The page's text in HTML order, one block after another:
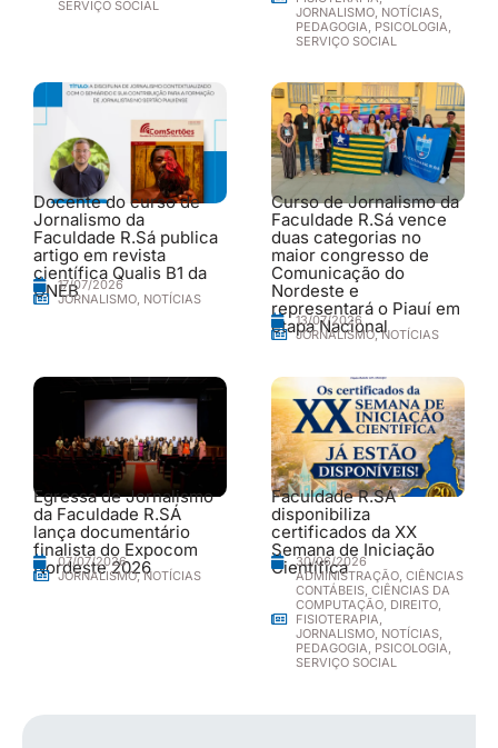
SERVIÇO SOCIAL
JORNALISMO, NOTÍCIAS,
PEDAGOGIA, PSICOLOGIA,
SERVIÇO SOCIAL
Docente do curso de
Jornalismo da
Faculdade R.Sá publica
artigo em revista
científica Qualis B1 da
UNEB17/07/2026
JORNALISMO, NOTÍCIAS
Curso de Jornalismo da
Faculdade R.Sá vence
duas categorias no
maior congresso de
Comunicação do
Nordeste e
representará o Piauí em
etapa Nacional
13/07/2026
JORNALISMO,NOTÍCIAS
Egressa de Jornalismo
da Faculdade R.SÁ
lança documentário
finalista do Expocom
Nordeste 2026
07/07/2026
JORNALISMO,NOTÍCIAS
Faculdade R.SÁ
disponibiliza
certificados da XX
Semana de Iniciação
Científica
30/06/2026
ADMINISTRAÇÃO CIÊNCIAS
CONTÁBEIS CIÊNCIAS DA
COMPUTAÇÃO DIREITO
FISIOTERAPIA
JORNALISMO NOTÍCIAS
PEDAGOGIA PSICOLOGIA
SERVIÇO SOCIAL